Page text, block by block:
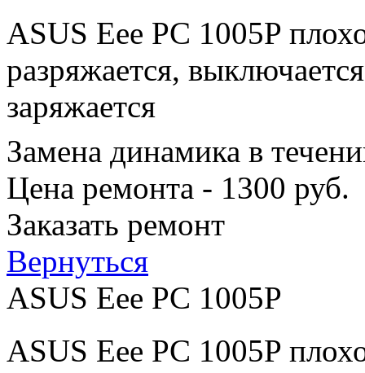
ASUS Eee PC 1005P
разряжается,
заряжается
Замена динамика в
Цена ремонта - 1300 руб.
Заказать ремонт
Вернуться
ASUS Eee PC 1005P
ASUS Eee PC 1005P